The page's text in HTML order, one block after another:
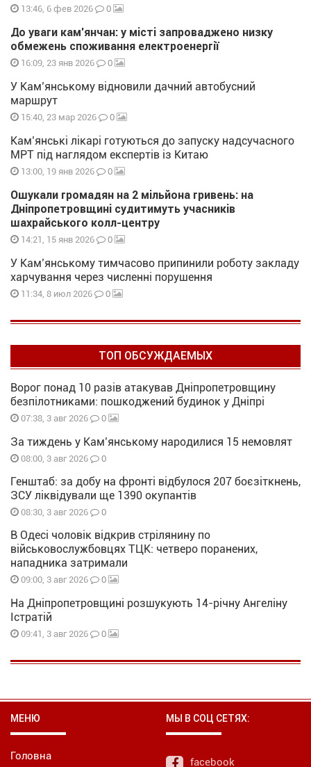
13:46, 6 фев 2026 0
До уваги кам’янчан: у місті запроваджено низку
обмежень споживання електроенергії
16:09, 23 янв 2026 0
У Кам’янському відновили дачний автобусний
маршрут
15:40, 23 мар 2026 0
Кам’янські лікарі готуються до запуску надсучасного
МРТ під наглядом експертів із Китаю
13:00, 19 янв 2026 0
Ошукали громадян на 2 мільйона гривень: на
Дніпропетровщині судитимуть учасників
шахрайського колл-центру
14:21, 15 янв 2026 0
У Кам’янському тимчасово припинили роботу закладу
харчування через численні порушення
11:34, 8 июл 2026 0
ТОП ОБСУЖДАЕМЫХ
Ворог понад 10 разів атакував Дніпропетровщину
безпілотниками: пошкоджений будинок у Дніпрі
07:38, 3 авг 2026 0
За тиждень у Кам’янському народилися 15 немовлят
08:00, 3 авг 2026 0
Генштаб: за добу на фронті відбулося 207 боєзіткнень,
ЗСУ ліквідували ще 1390 окупантів
08:30, 3 авг 2026 0
В Одесі чоловік відкрив стрілянину по
військовослужбовцях ТЦК: четверо поранених,
нападника затримали
09:00, 3 авг 2026 0
На Дніпропетровщині розшукують 14-річну Ангеліну
Істратій
09:41, 3 авг 2026 0
МЕНЮ
Головна
МЫ В СОЦ СЕТЯХ:
facebook